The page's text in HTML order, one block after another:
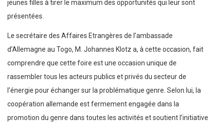
jeunes filles à tirer le maximum des opportunités qui leur sont
présentées.
Le secrétaire des Affaires Etrangères de l’ambassade
d’Allemagne au Togo, M. Johannes Klotz a, à cette occasion, fait
comprendre que cette foire est une occasion unique de
rassembler tous les acteurs publics et privés du secteur de
l’énergie pour échanger sur la problématique genre. Selon lui, la
coopération allemande est fermement engagée dans la
promotion du genre dans toutes les activités et soutient l’initiative